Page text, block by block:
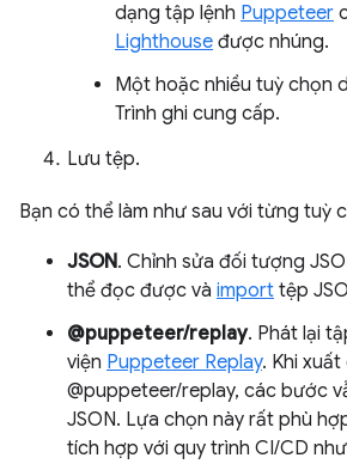
dạng tập lệnh Puppeteer
Lighthouse được nhúng.
Một hoặc nhiều tuỳ chọn
Trình ghi cung cấp.
Lưu tệp.
Bạn có thể làm như sau với từng tuỳ
JSON. Chỉnh sửa đối tượng
thể đọc được và import tệp
@puppeteer/replay. Phát lại
viện Puppeteer Replay. Khi
@puppeteer/replay, các bước
JSON. Lựa chọn này rất phù
tích hợp với quy trình CI/CD